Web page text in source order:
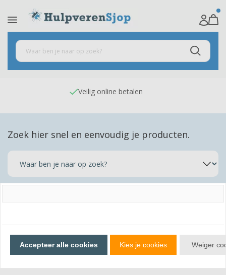
Veilig online betalen
Zoek hier snel en eenvoudig je producten.
Bekijk producten
Accepteer alle cookies Kies je cookies Weiger